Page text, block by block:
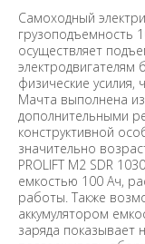
Самоходный
грузоподъемность
осуществляет
электродвигателям
физические усилия,
Мачта выполнена
дополнительными
конструктивной
значительно
PROLIFT M2 SDR
емкостью 100 Ач,
работы. Также
аккумулятором
заряда показывает